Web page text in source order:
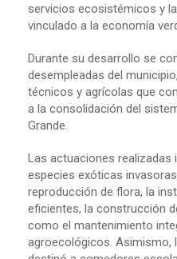
servicios ecosistémicos y
vinculado a la economía
Durante su desarrollo se
desempleadas del
técnicos y agrícolas que
a la consolidación del
Grande.
Las actuaciones realizadas
especies exóticas
reproducción de flora, la
eficientes, la construcción
como el mantenimiento
agroecológicos. Asimismo,